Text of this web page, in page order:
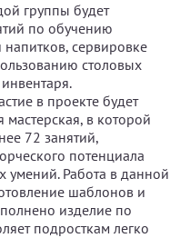
группы будет
по обучению
сервировке
столовых
в проекте будет
в которой
72 занятий,
потенциала
умений. Работа в данной
шаблонов и
изделие по
подросткам легко